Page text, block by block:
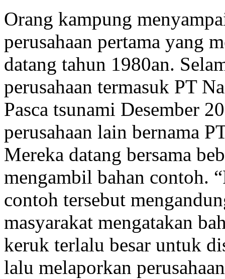
Orang kampung
perusahaan pertama yang
datang tahun 1980an.
perusahaan termasuk PT
Pasca tsunami Desember
perusahaan lain bernama
Mereka datang bersama
mengambil bahan contoh.
contoh tersebut
masyarakat mengatakan
keruk terlalu besar untuk
lalu melaporkan